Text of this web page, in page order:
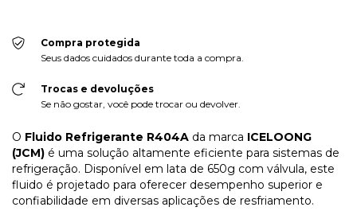
Compra protegida
Seus dados cuidados durante toda a compra.
Trocas e devoluções
Se não gostar, você pode trocar ou devolver.
O Fluido Refrigerante R404A da marca ICELOONG
(JCM) é uma solução altamente eficiente para sistemas de
refrigeração. Disponível em lata de 650g com válvula, este
fluido é projetado para oferecer desempenho superior e
confiabilidade em diversas aplicações de resfriamento.